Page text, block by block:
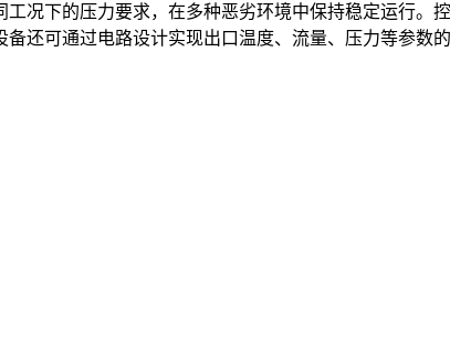
况下的压力要求，在多种恶劣环境中保持稳定运行。
还可通过电路设计实现出口温度、流量、压力等参数